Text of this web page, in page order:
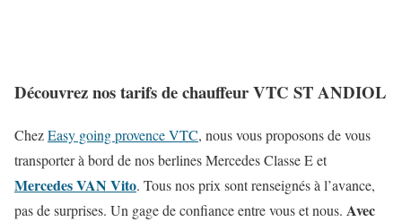
Découvrez nos tarifs de chauffeur VTC ST ANDIOL
ChezEasy going provence VTC, nous vous proposons de vous
transporter à bord de nos berlines Mercedes Classe E et
Mercedes VAN Vito. Tous nos prix sont renseignés à l’avance,
pas de surprises. Un gage de confiance entre vous et nous. Avec